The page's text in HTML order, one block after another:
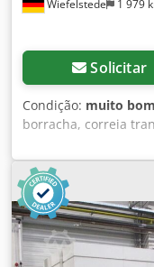
Wiefelstede 1 979
Solicitar
Condição: muito
borracha, correia
borracha para
transportadora de
correia de
transporte, correia
140 mm -
Dimensões de
Aarock -Peso: 5,9 kg